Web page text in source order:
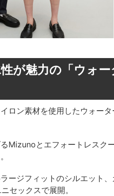
が魅力の「ウォー
ロン素材を使用したウォー
Mizunoとエフォートレスク
ージフィットのシルエット
セックスで展開。